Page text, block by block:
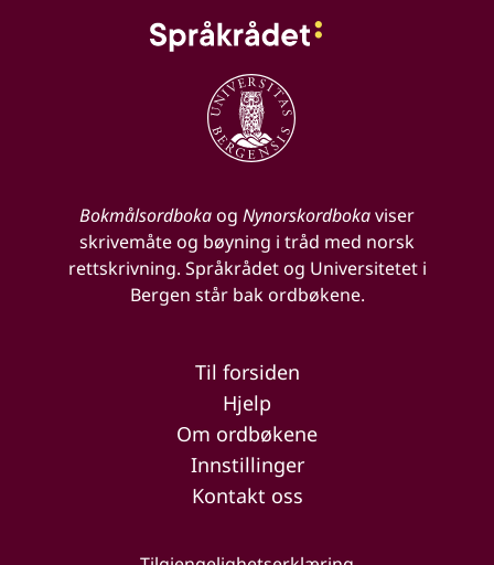
Bokmålsordbokaog Nynorskordbokaviser
skrivemåte og bøyning i tråd med norsk
rettskrivning. Språkrådet og Universitetet i
Bergen står bak ordbøkene.
Til forsiden
Hjelp
Om ordbøkene
Innstillinger
Kontakt oss